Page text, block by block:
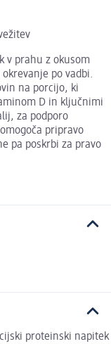
v prahu z okusom
po vadbi.
na porcijo, ki
D in ključnimi
za podporo
pripravo
pa poskrbi za pravo
proteinski napitek